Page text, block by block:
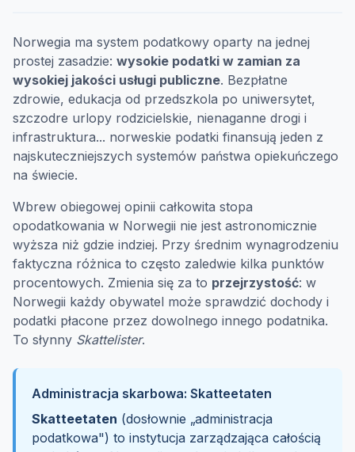
Norwegia ma system podatkowy oparty na jednej
prostej zasadzie: wysokie podatki w zamian za
wysokiej jakości usługi publiczne. Bezpłatne
zdrowie, edukacja od przedszkola po uniwersytet,
szczodre urlopy rodzicielskie, nienaganne drogi i
infrastruktura... norweskie podatki finansują jeden z
najskuteczniejszych systemów państwa opiekuńczego
na świecie.
Wbrew obiegowej opinii całkowita stopa
opodatkowania w Norwegii nie jest astronomicznie
wyższa niż gdzie indziej. Przy średnim wynagrodzeniu
faktyczna różnica to często zaledwie kilka punktów
procentowych. Zmienia się za to przejrzystość: w
Norwegii każdy obywatel może sprawdzić dochody i
podatki płacone przez dowolnego innego podatnika.
To słynny Skattelister.
Administracja skarbowa: Skatteetaten
Skatteetaten (dosłownie „administracja
podatkowa") to instytucja zarządzająca całością